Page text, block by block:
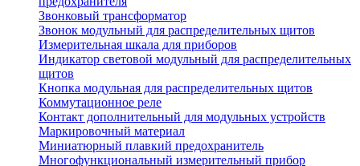
Звонковый трансформатор
Звонок модульный для распределительных щитов
Измерительная шкала для приборов
Индикатор световой модульный для распределительных
щитов
Кнопка модульная для распределительных щитов
Коммутационное реле
Контакт дополнительный для модульных устройств
Маркировочный материал
Миниатюрный плавкий предохранитель
Многофункциональный измерительный прибор